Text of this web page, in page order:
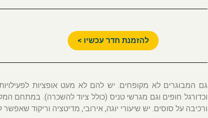
להזמנת חדר עכשיו >
גם המבוגרים לא מקופחים. יש להם לא מעט אופציות
וכדורגל חופים וגם מגרשי טניס (כולל ציוד להשכרה). במתחם
ורכיבה על סוסים. יש שיעורי יוגה, אירובי, מדיטציה וריקוד